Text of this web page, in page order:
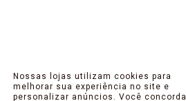
Nossas lojas utilizam cookies para
melhorar sua experiência no site e
personalizar anúncios. Você concorda